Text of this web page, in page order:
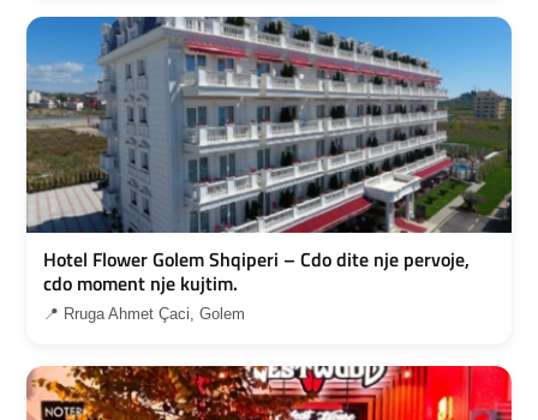
Hotel Flower Golem Shqiperi – Cdo dite nje pervoje,
cdo moment nje kujtim.
📍 Rruga Ahmet Çaci, Golem